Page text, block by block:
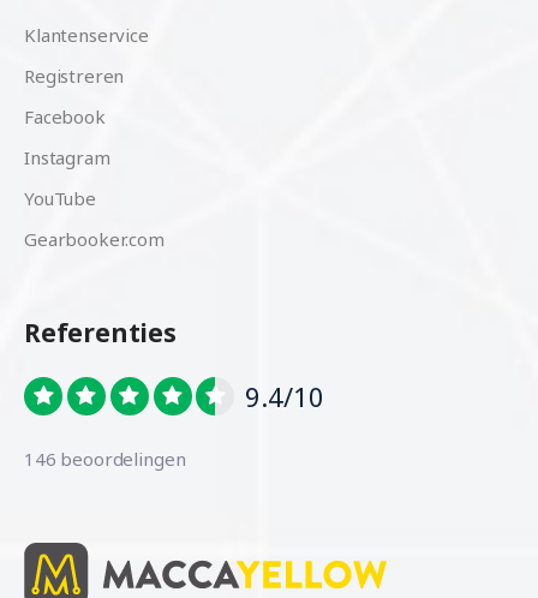
Klantenservice
Registreren
Facebook
Instagram
YouTube
Gearbooker.com
Referenties
9.4/10
146 beoordelingen